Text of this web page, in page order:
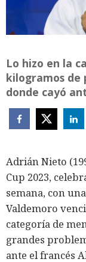
Lo hizo en la
kilogramos de
donde cayó
Adrián Nieto
Cup 2023,
semana, con
Valdemoro
categoría de
grandes
ante el francés